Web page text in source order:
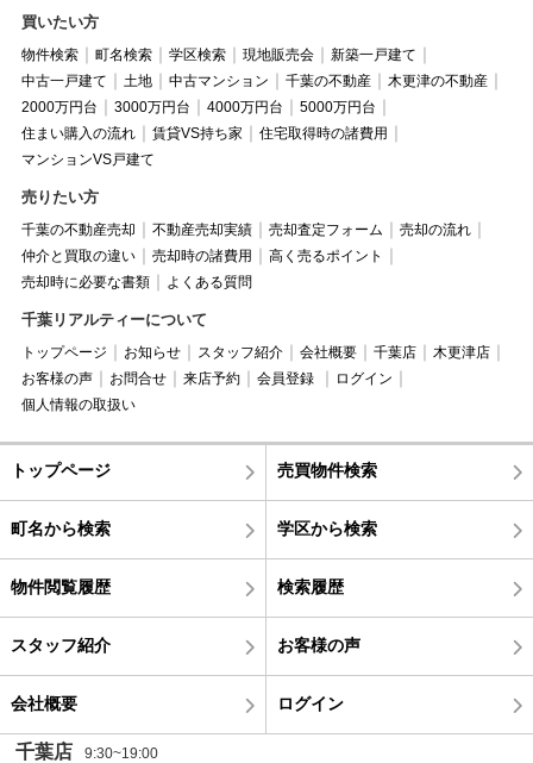
買いたい方
物件検索 町名検索 学区検索 現地販売会
新築一戸建て
中古一戸建て
土地 中古マンション 千葉の不動産
木更津の不動産
2000万円台
3000万円台 4000万円台
5000万円台
住まい購入の流れ
賃貸VS持ち家
住宅取得時の諸費用
マンションVS戸建て
売りたい方
千葉の不動産売却 不動産売却実績 売却査定フォーム
売却の流れ
仲介と買取の違い
売却時の諸費用
高く売るポイント
売却時に必要な書類
よくある質問
千葉リアルティーについて
トップページ お知らせ スタッフ紹介 会社概要 千葉店
木更津店
お客様の声
お問合せ 来店予約 会員登録
ログイン
個人情報の取扱い
トップページ 売買物件検索
町名から検索 学区から検索
物件閲覧履歴 検索履歴
スタッフ紹介 お客様の声
会社概要 ログイン
千葉店 9:30~19:00